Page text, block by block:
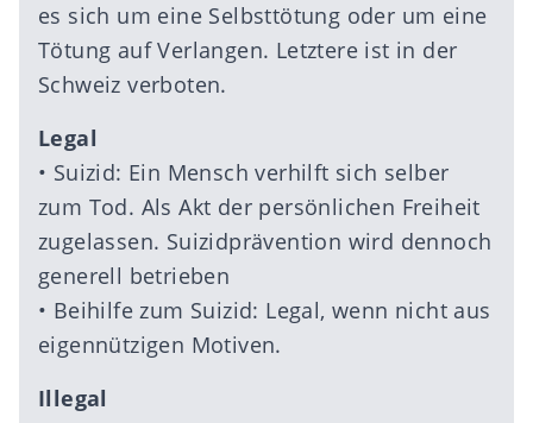
es sich um eine Selbsttötung oder um eine
Tötung auf Verlangen. Letztere ist in der
Schweiz verboten.
Legal
• Suizid: Ein Mensch verhilft sich selber
zum Tod. Als Akt der persönlichen Freiheit
zugelassen. Suizidprävention wird dennoch
generell betrieben
• Beihilfe zum Suizid: Legal, wenn nicht aus
eigennützigen Motiven.
Illegal